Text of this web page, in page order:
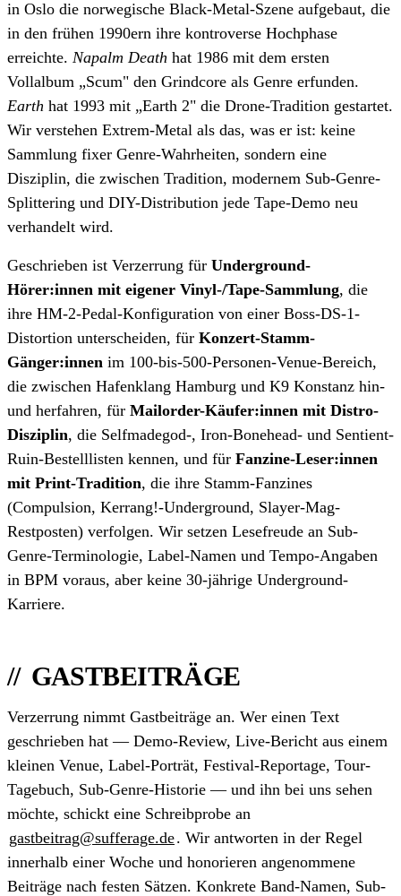
in Oslo die norwegische Black-Metal-Szene aufgebaut, die
in den frühen 1990ern ihre kontroverse Hochphase
erreichte. Napalm Death hat 1986 mit dem ersten
Vollalbum „Scum" den Grindcore als Genre erfunden.
Earth hat 1993 mit „Earth 2" die Drone-Tradition gestartet.
Wir verstehen Extrem-Metal als das, was er ist: keine
Sammlung fixer Genre-Wahrheiten, sondern eine
Disziplin, die zwischen Tradition, modernem Sub-Genre-
Splittering und DIY-Distribution jede Tape-Demo neu
verhandelt wird.
Geschrieben ist Verzerrung für Underground-
Hörer:innen mit eigener Vinyl-/Tape-Sammlung, die
ihre HM-2-Pedal-Konfiguration von einer Boss-DS-1-
Distortion unterscheiden, für Konzert-Stamm-
Gänger:innen im 100-bis-500-Personen-Venue-Bereich,
die zwischen Hafenklang Hamburg und K9 Konstanz hin-
und herfahren, für Mailorder-Käufer:innen mit Distro-
Disziplin, die Selfmadegod-, Iron-Bonehead- und Sentient-
Ruin-Bestelllisten kennen, und für Fanzine-Leser:innen
mit Print-Tradition, die ihre Stamm-Fanzines
(Compulsion, Kerrang!-Underground, Slayer-Mag-
Restposten) verfolgen. Wir setzen Lesefreude an Sub-
Genre-Terminologie, Label-Namen und Tempo-Angaben
in BPM voraus, aber keine 30-jährige Underground-
Karriere.
GASTBEITRÄGE
Verzerrung nimmt Gastbeiträge an. Wer einen Text
geschrieben hat — Demo-Review, Live-Bericht aus einem
kleinen Venue, Label-Porträt, Festival-Reportage, Tour-
Tagebuch, Sub-Genre-Historie — und ihn bei uns sehen
möchte, schickt eine Schreibprobe an
gastbeitrag@sufferage.de. Wir antworten in der Regel
innerhalb einer Woche und honorieren angenommene
Beiträge nach festen Sätzen. Konkrete Band-Namen, Sub-